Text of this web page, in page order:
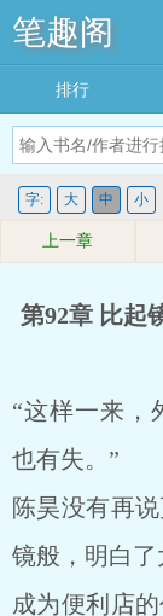
笔趣阁
排行
字: 大 中 小
上一章
第92章 比起
“这样一来，
也有失。”
陈昊没有再
镜般，明白了
成为便利店